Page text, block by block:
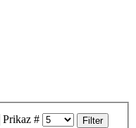
Prikaz # Filter